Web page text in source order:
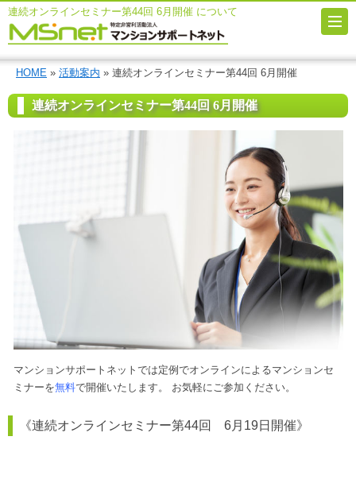
連続オンラインセミナー第44回 6月開催 について
HOME » 活動案内 » 連続オンラインセミナー第44回 6月開催
連続オンラインセミナー第44回 6月開催
マンションサポートネットでは定例でオンラインによるマンションセ
ミナーを無料で開催いたします。 お気軽にご参加ください。
《連続オンラインセミナー第44回 6月19日開催》